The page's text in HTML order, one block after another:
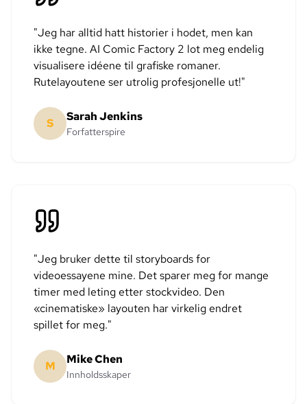
"Jeg har alltid hatt historier i hodet, men kan
ikke tegne. AI Comic Factory 2 lot meg endelig
visualisere idéene til grafiske romaner.
Rutelayoutene ser utrolig profesjonelle ut!"
S Sarah Jenkins
Forfatterspire
"Jeg bruker dette til storyboards for
videoessayene mine. Det sparer meg for mange
timer med leting etter stockvideo. Den
«cinematiske» layouten har virkelig endret
spillet for meg."
M Mike Chen
Innholdsskaper